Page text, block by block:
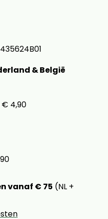
& België
€ 4,90
vanaf € 75 (NL +